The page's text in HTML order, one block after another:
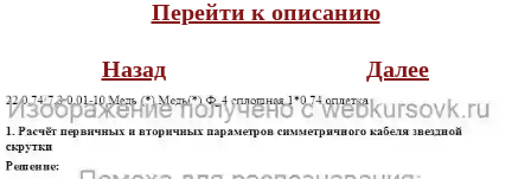
Перейти к описанию
Назад Далее